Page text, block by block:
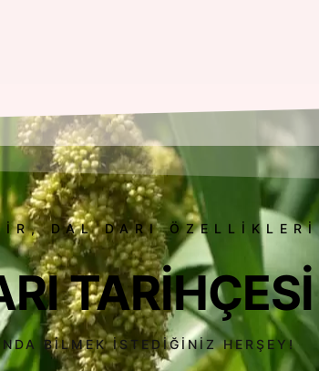
DAL DARI ÖZELLIKLERI
TARIHÇESI
BILMEK İSTEDIĞINIZ HERŞEY!